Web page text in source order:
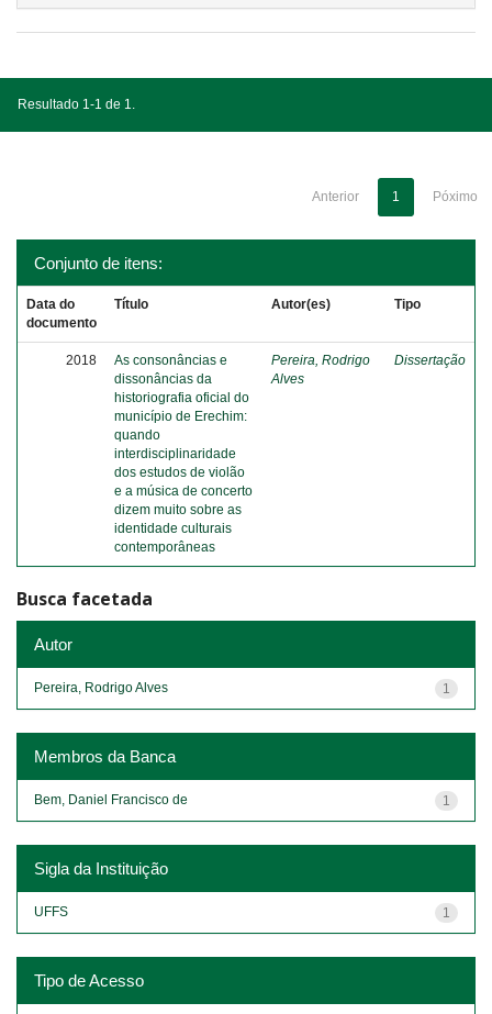
Resultado 1-1 de 1.
Anterior 1 Póximo
Conjunto de itens:
Data do
documento
Título Autor(es) Tipo
2018
As consonâncias e
dissonâncias da
historiografia oficial do
município de Erechim:
quando
interdisciplinaridade
dos estudos de violão
e a música de concerto
dizem muito sobre as
identidade culturais
contemporâneas
Pereira, Rodrigo
Alves
Dissertação
Busca facetada
Autor
1
Pereira, Rodrigo Alves
Membros da Banca
1
Bem, Daniel Francisco de
Sigla da Instituição
1
UFFS
Tipo de Acesso